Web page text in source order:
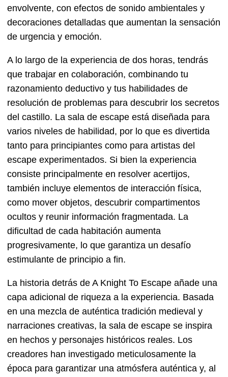
envolvente, con efectos de sonido ambientales y
decoraciones detalladas que aumentan la sensación
de urgencia y emoción.
A lo largo de la experiencia de dos horas, tendrás
que trabajar en colaboración, combinando tu
razonamiento deductivo y tus habilidades de
resolución de problemas para descubrir los secretos
del castillo. La sala de escape está diseñada para
varios niveles de habilidad, por lo que es divertida
tanto para principiantes como para artistas del
escape experimentados. Si bien la experiencia
consiste principalmente en resolver acertijos,
también incluye elementos de interacción física,
como mover objetos, descubrir compartimentos
ocultos y reunir información fragmentada. La
dificultad de cada habitación aumenta
progresivamente, lo que garantiza un desafío
estimulante de principio a fin.
La historia detrás de A Knight To Escape añade una
capa adicional de riqueza a la experiencia. Basada
en una mezcla de auténtica tradición medieval y
narraciones creativas, la sala de escape se inspira
en hechos y personajes históricos reales. Los
creadores han investigado meticulosamente la
época para garantizar una atmósfera auténtica y, al